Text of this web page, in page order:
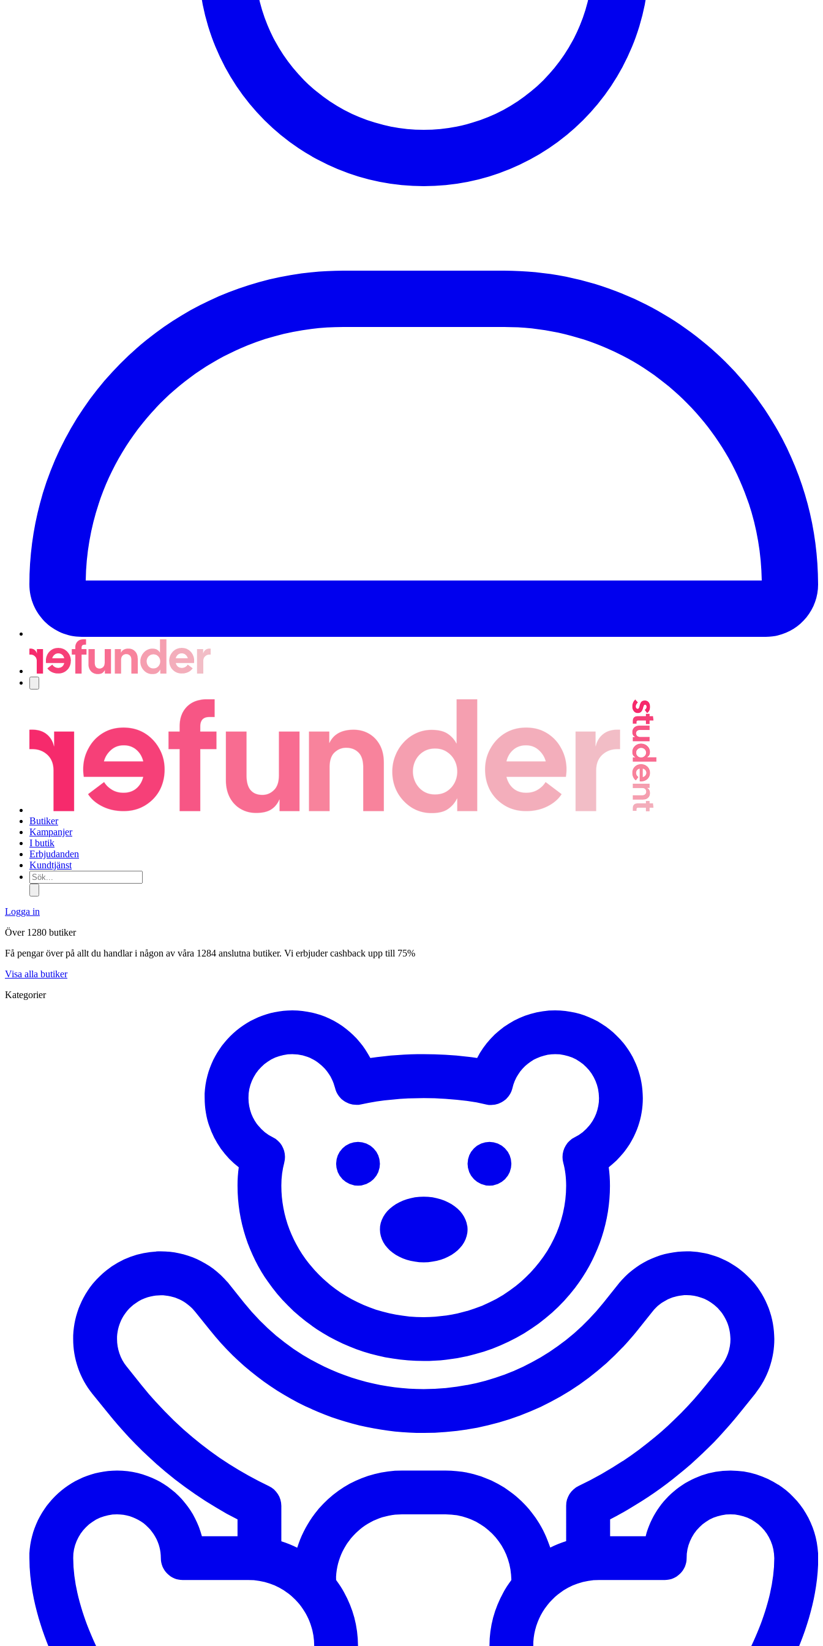
Butiker
Kampanjer
I butik
Erbjudanden
Kundtjänst
Sök...
Logga in
Över 1280 butiker
Få pengar över på allt du handlar i någon av våra 1284 anslutna butiker. Vi erbjuder cashback upp till 75%
Visa alla butiker
Kategorier